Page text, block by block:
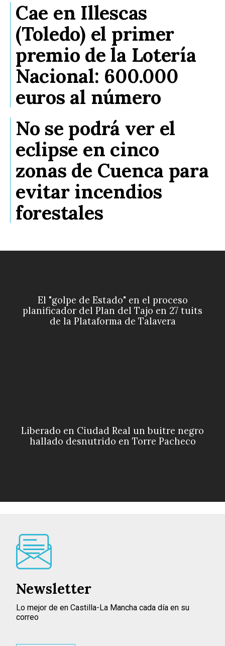
Cae en Illescas
(Toledo) el primer
premio de la Lotería
Nacional: 600.000
euros al número
No se podrá ver el
eclipse en cinco
zonas de Cuenca para
evitar incendios
forestales
El "golpe de Estado" en el proceso
planificador del Plan del Tajo en 27 tuits
de la Plataforma de Talavera
Liberado en Ciudad Real un buitre negro
hallado desnutrido en Torre Pacheco
Newsletter
Lo mejor de en Castilla-La Mancha cada día en su
correo